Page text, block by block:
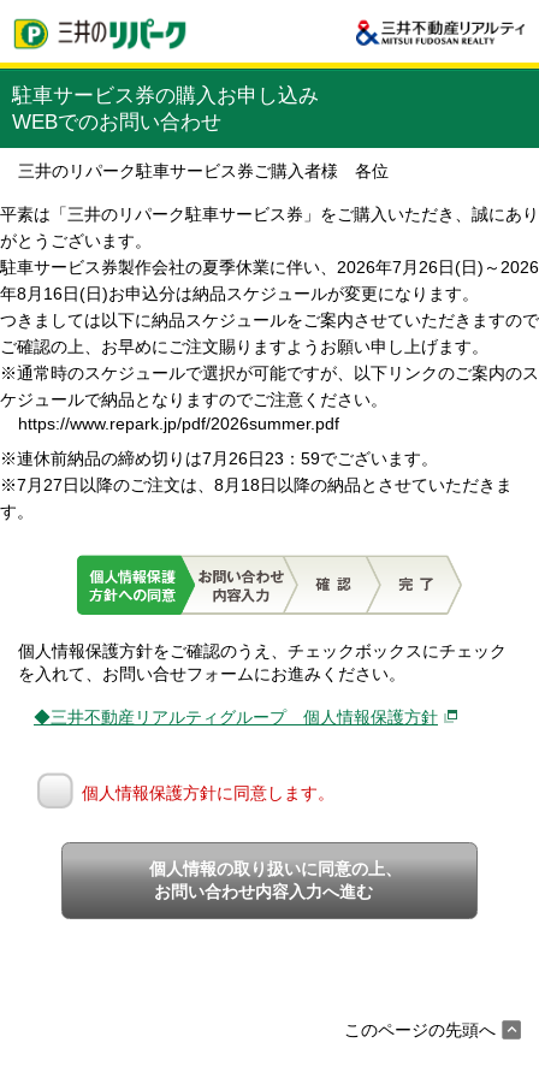
駐車サービス券の購入お申し込み
WEBでのお問い合わせ
三井のリパーク駐車サービス券ご購入者様 各位
平素は「三井のリパーク駐車サービス券」をご購入いただき、誠にあり
がとうございます。
駐車サービス券製作会社の夏季休業に伴い、2026年7月26日(日)～2026
年8月16日(日)お申込分は納品スケジュールが変更になります。
つきましては以下に納品スケジュールをご案内させていただきますので
ご確認の上、お早めにご注文賜りますようお願い申し上げます。
※通常時のスケジュールで選択が可能ですが、以下リンクのご案内のス
ケジュールで納品となりますのでご注意ください。
https://www.repark.jp/pdf/2026summer.pdf
※連休前納品の締め切りは7月26日23：59でございます。
※7月27日以降のご注文は、8月18日以降の納品とさせていただきま
す。
個人情報保護方針をご確認のうえ、チェックボックスにチェック
を入れて、お問い合せフォームにお進みください。
◆三井不動産リアルティグループ 個人情報保護方針
個人情報保護方針に同意します。
個人情報の取り扱いに同意の上、
お問い合わせ内容入力へ進む
このページの先頭へ